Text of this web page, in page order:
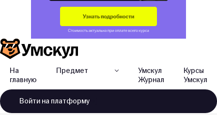
На
главную
Предмет
Умскул
Журнал
Курсы
Умскул
Войти на платформу